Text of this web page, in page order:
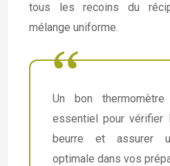
tous les recoins du
mélange uniforme.
Un bon
essentiel pour vérifier
beurre et assurer
optimale dans vos